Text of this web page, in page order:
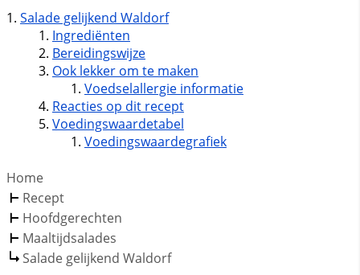
Salade gelijkend Waldorf
Ingrediënten
Bereidingswijze
Ook lekker om te maken
Voedselallergie informatie
Reacties op dit recept
Voedingswaardetabel
Voedingswaardegrafiek
Home
Recept
Hoofdgerechten
Maaltijdsalades
Salade gelijkend Waldorf